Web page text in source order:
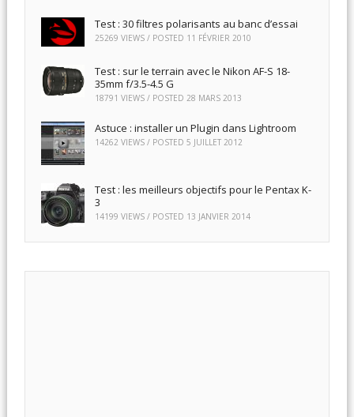
Test : 30 filtres polarisants au banc d’essai
25269 VIEWS / POSTED 11 FÉVRIER 2010
Test : sur le terrain avec le Nikon AF-S 18-
35mm f/3.5-4.5 G
18791 VIEWS / POSTED 28 MARS 2013
Astuce : installer un Plugin dans Lightroom
14262 VIEWS / POSTED 5 JUILLET 2012
Test : les meilleurs objectifs pour le Pentax K-
3
14199 VIEWS / POSTED 13 JANVIER 2014